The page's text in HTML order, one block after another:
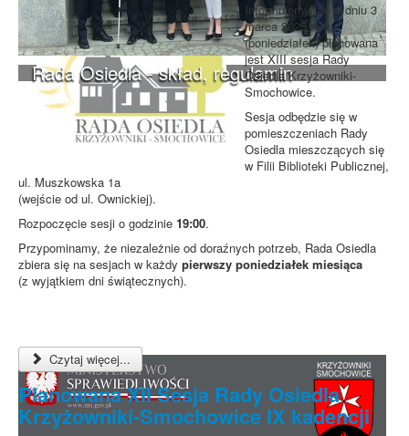
Rada Osiedla - skład, regulamin
Informujemy, że w dniu 3
marca 2025 roku
(poniedziałek) planowana
jest XIII sesja Rady
Osiedla Krzyżowniki-
Smochowice.
Sesja odbędzie się w
pomieszczeniach Rady
Osiedla mieszczących się
w Filii Biblioteki Publicznej,
ul. Muszkowska 1a
(wejście od ul. Ownickiej).
Rozpoczęcie sesji o godzinie 19:00.
Przypominamy, że niezależnie od doraźnych potrzeb, Rada Osiedla
zbiera się na sesjach w każdy pierwszy poniedziałek miesiąca
(z wyjątkiem dni świątecznych).
Czytaj więcej...
Planowana XII Sesja Rady Osiedla
Krzyżowniki-Smochowice IX kadencji